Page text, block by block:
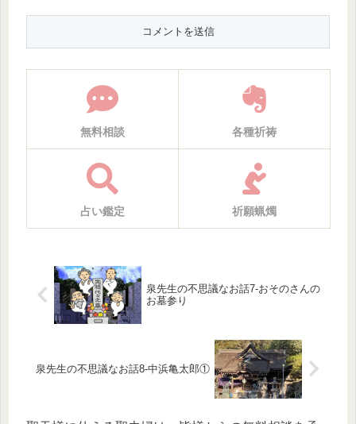
無料相談 各種祈祷
占い鑑定 祈願蝋燭
泉先生の不思議なお話7-おそのさんの
お墓参り
泉先生の不思議なお話8-中浜亀太郎①